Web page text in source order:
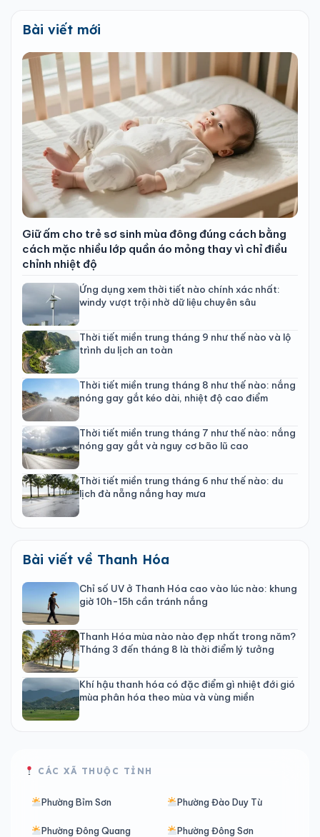
Bài viết mới
Giữ ấm cho trẻ sơ sinh mùa đông đúng cách bằng
cách mặc nhiều lớp quần áo mỏng thay vì chỉ điều
chỉnh nhiệt độ
Ứng dụng xem thời tiết nào chính xác nhất:
windy vượt trội nhờ dữ liệu chuyên sâu
Thời tiết miền trung tháng 9 như thế nào và lộ
trình du lịch an toàn
Thời tiết miền trung tháng 8 như thế nào: nắng
nóng gay gắt kéo dài, nhiệt độ cao điểm
Thời tiết miền trung tháng 7 như thế nào: nắng
nóng gay gắt và nguy cơ bão lũ cao
Thời tiết miền trung tháng 6 như thế nào: du
lịch đà nẵng nắng hay mưa
Bài viết về Thanh Hóa
Chỉ số UV ở Thanh Hóa cao vào lúc nào: khung
giờ 10h-15h cần tránh nắng
Thanh Hóa mùa nào nào đẹp nhất trong năm?
Tháng 3 đến tháng 8 là thời điểm lý tưởng
Khí hậu thanh hóa có đặc điểm gì nhiệt đới gió
mùa phân hóa theo mùa và vùng miền
CÁC XÃ THUỘC TỈNH
Phường Bỉm Sơn Phường Đào Duy Từ
Phường Đông Quang Phường Đông Sơn